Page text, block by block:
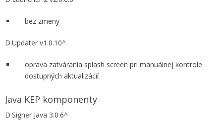
bez zmeny
D.Updater v1.0.10^
oprava zatvárania splash screen pri manuálnej kontrole
dostupných aktualizácií
Java KEP komponenty
D.Signer Java 3.0.6^